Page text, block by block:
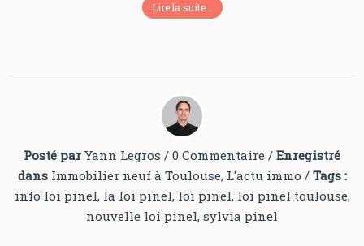
Lire la suite...
Posté par Yann Legros / 0 Commentaire / Enregistré
dans Immobilier neuf à Toulouse, L'actu immo / Tags :
info loi pinel, la loi pinel, loi pinel, loi pinel toulouse,
nouvelle loi pinel, sylvia pinel